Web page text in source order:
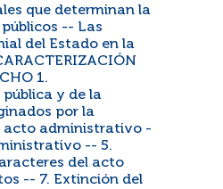
que determinan la
-- Las
del Estado en la
1.
y de la
por la
acto administrativo -
-- 5.
del acto
-- 7. Extinción del